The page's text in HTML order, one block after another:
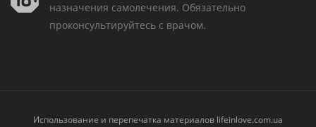
назначения самолечения. Обязательно
проконсультируйтесь с врачом.
Использование и перепечатка материалов lifeinlove.com.ua